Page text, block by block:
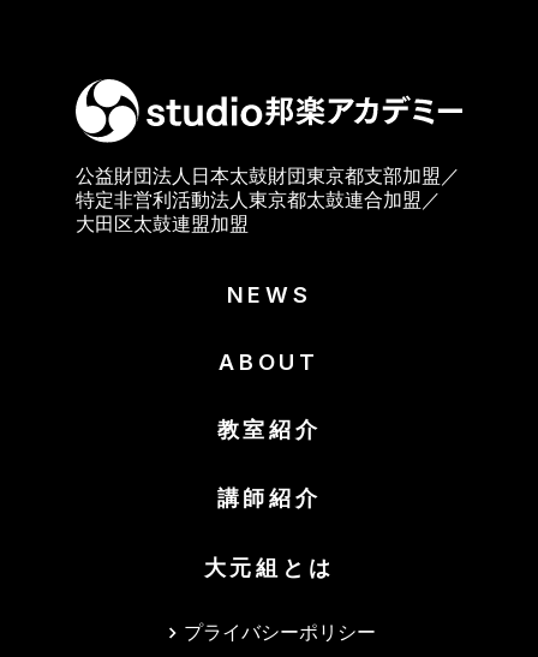
公益財団法人日本太鼓財団東京都支部加盟／
特定非営利活動法人東京都太鼓連合加盟／
大田区太鼓連盟加盟
NEWS
ABOUT
教室紹介
講師紹介
大元組とは
プライバシーポリシー